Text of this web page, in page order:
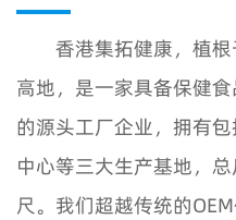
香港集拓健康，植
高地，是一家具备保健
的源头工厂企业，拥有
中心等三大生产基地，
尺。我们超越传统的